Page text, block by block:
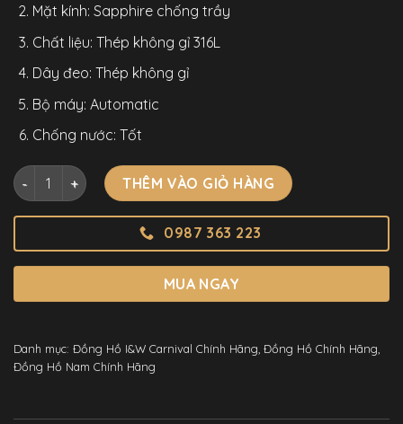
Mặt kính: Sapphire chống trầy
Chất liệu: Thép không gỉ 316L
Dây đeo: Thép không gỉ
Bộ máy: Automatic
Chống nước: Tốt
Đồng Hồ Nam I&W Carnival 679G Demi Hai Lịch Chính Hãng
THÊM VÀO GIỎ HÀNG
0987 363 223
MUA NGAY
Danh mục: Đồng Hồ I&W Carnival Chính Hãng Đồng Hồ Chính Hãng
Đồng Hồ Nam Chính Hãng